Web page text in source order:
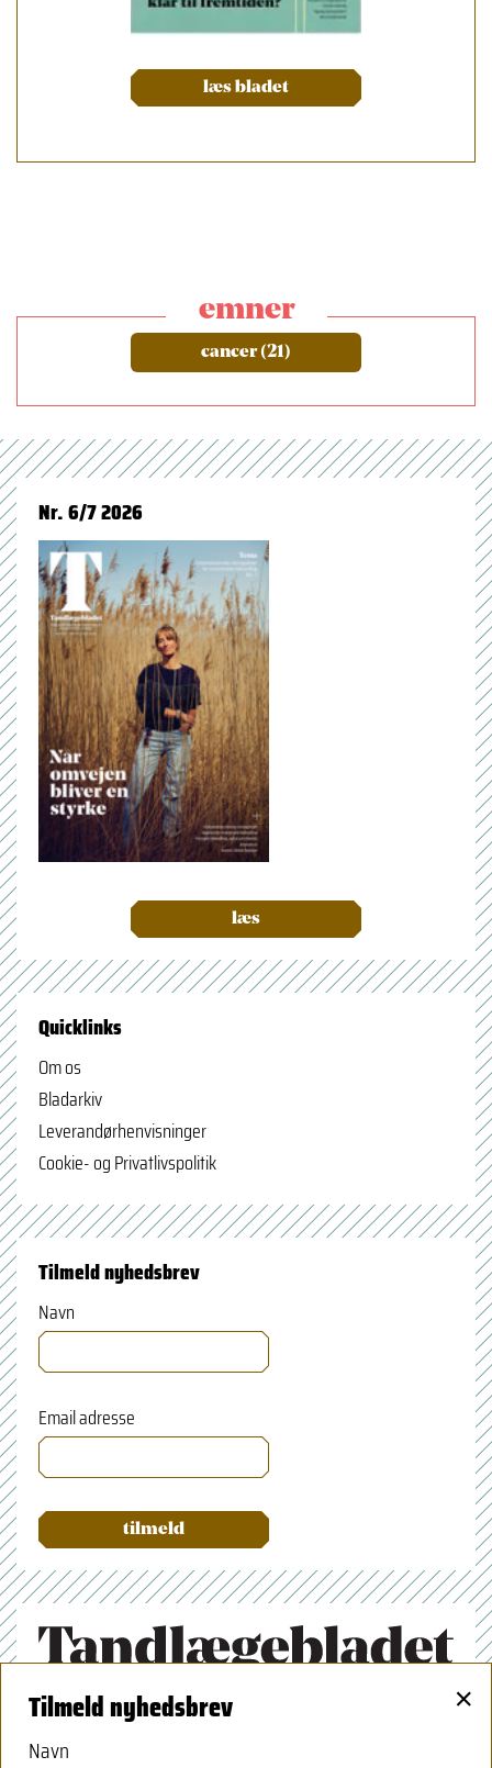
læs bladet
emner
cancer (21)
Nr. 6/7 2026
læs
Quicklinks
Om os
Bladarkiv
Leverandørhenvisninger
Cookie- og Privatlivspolitik
Tilmeld nyhedsbrev
Navn
Email adresse
Tandlægeforeningen
Amaliegade 17
Tilmeld nyhedsbrev ×
Navn